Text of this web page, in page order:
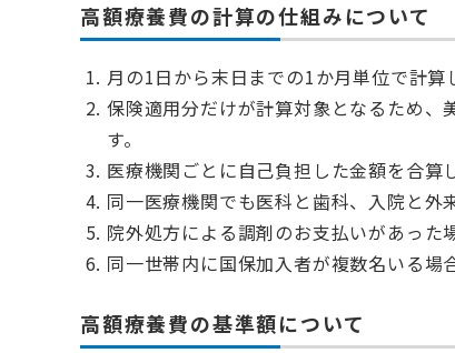
高額療養費の計算の仕組みについて
月の1日から末日までの1か月単位で計算
保険適用分だけが計算対象となるため
す。
医療機関ごとに自己負担した金額を合算
同一医療機関でも医科と歯科、入院と外
院外処方による調剤のお支払いがあった
同一世帯内に国保加入者が複数名いる場
高額療養費の基準額について